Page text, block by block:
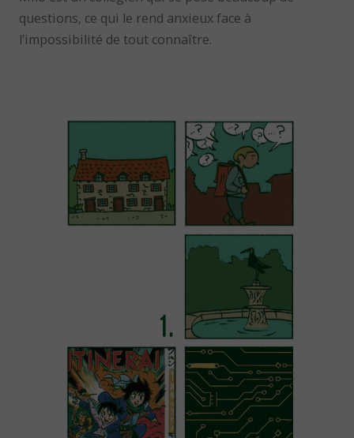
questions, ce qui le rend anxieux face à
l’impossibilité de tout connaître.